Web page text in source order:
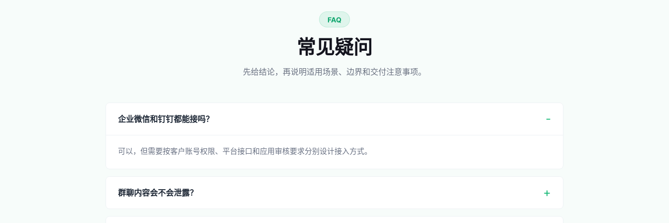
FAQ
常见疑问
先给结论，再说明适用场景、边界和交付注意事项。
企业微信和钉钉都能接吗？
可以，但需要按客户账号权限、平台接口和应用审核要求分别设计接入方式。
群聊内容会不会泄露？